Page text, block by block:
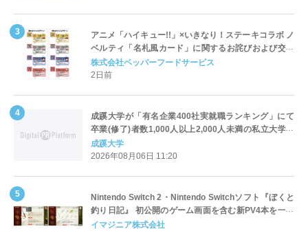
アニメ「ハイキュー!!」×いきなり！ステーキコラボ ノ
ベルティ「名札風カード」に関するお詫びおよび交換
対応についてのご案内
株式会社ペッパーフードサービス
2日前
成蹊大学が「有名企業400社実就職ランキング」にて
卒業(修了)者数1,000人以上2,000人未満の私立大学で
全国第1位を獲得！～実就職率は26.5%（前年比＋
4.3pt）に伸長、東京の私立大学でも10位にランクイン
成蹊大学
2026年08月06日 11:20
Nintendo Switch 2・Nintendo Switchソフト『ぼくと
釣り日記』 初公開のゲーム画面を含む新PV4本を一挙
公開！
イマジニア株式会社